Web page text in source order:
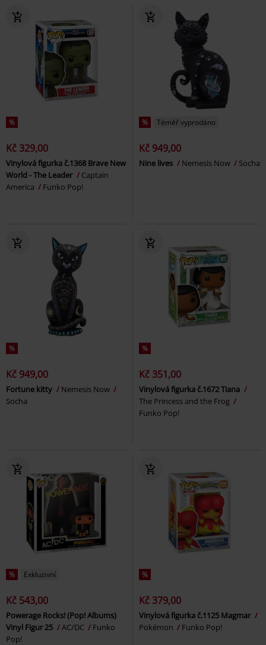
%
Kč 329,00
Vinylová figurka č.1368 Brave New
World - The Leader
Captain
America
Funko Pop!
% Téměř vyprodáno
Kč 949,00
Nine lives Nemesis Now Socha
%
Kč 949,00
Fortune kitty
Nemesis Now
Socha
%
Kč 351,00
Vinylová figurka č.1672 Tiana
The Princess and the Frog
Funko Pop!
% Exkluzivní
Kč 543,00
Powerage Rocks! (Pop! Albums)
Vinyl Figur 25
AC/DC
Funko
Pop!
%
Kč 379,00
Vinylová figurka č.1125 Magmar
Pokémon
Funko Pop!